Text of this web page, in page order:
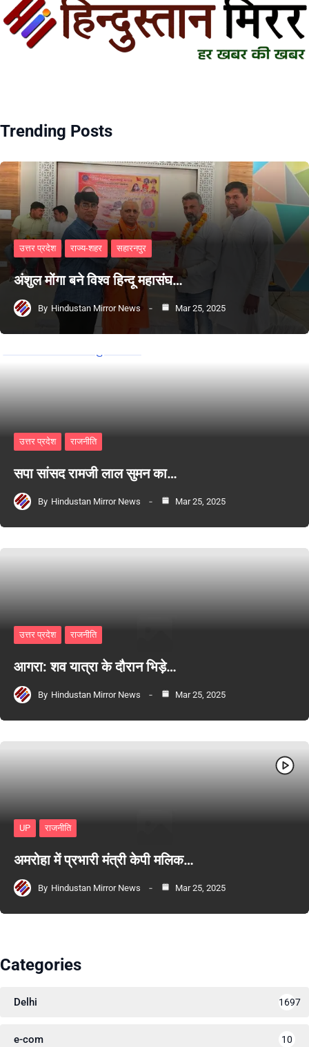
Trending Posts
उत्तर प्रदेश राज्य-शहर सहारनपुर
अंशुल मोंगा बने विश्व हिन्दू महासंघ…
By Hindustan Mirror News Mar 25, 2025
उत्तर प्रदेश राजनीति
सपा सांसद रामजी लाल सुमन का…
By Hindustan Mirror News Mar 25, 2025
उत्तर प्रदेश राजनीति
आगरा: शव यात्रा के दौरान भिड़े…
By Hindustan Mirror News Mar 25, 2025
UP राजनीति
अमरोहा में प्रभारी मंत्री केपी मलिक…
By Hindustan Mirror News Mar 25, 2025
Categories
Delhi 1697
e-com 10